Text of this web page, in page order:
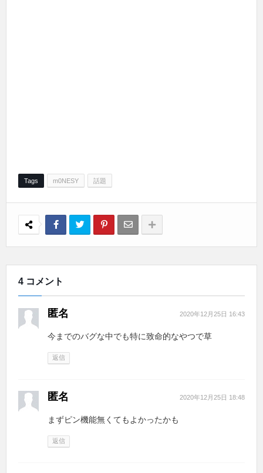
Tags m0NESY 話題
4 コメント
匿名 2020年12月25日 16:43
今までのバグな中でも特に致命的なやつで草
返信
匿名 2020年12月25日 18:48
まずピン機能無くてもよかったかも
返信